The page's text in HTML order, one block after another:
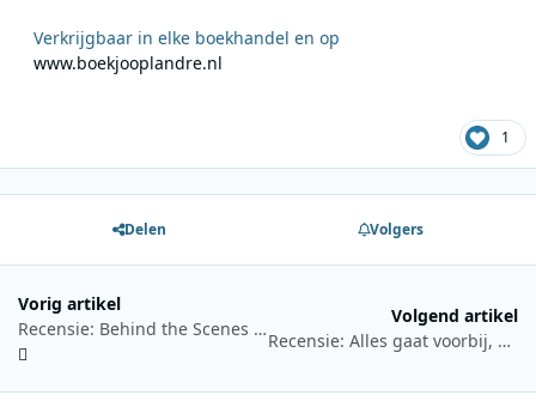
Verkrijgbaar in elke boekhandel en op
www.boekjooplandre.nl
1
Delen Volgers
Vorig artikel
Recensie: Behind the Scenes at Radio Caroline (in the 1970’s)
Volgend artikel
Recensie: Alles gaat voorbij, verhalen over Mi Amigo en Maeva